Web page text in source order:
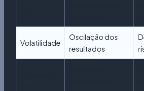
Volatilidade
Oscilação dos
resultados